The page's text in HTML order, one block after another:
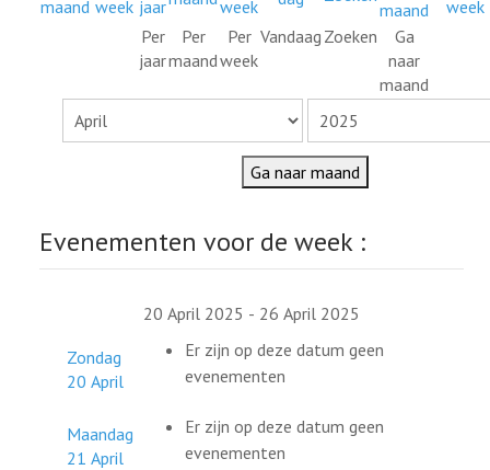
Per
jaar
Per
maand
Per
week
Vandaag Zoeken
Ga
naar
maand
Ga naar maand
Evenementen voor de week :
20 April 2025 - 26 April 2025
Zondag
20 April
Er zijn op deze datum geen
evenementen
Maandag
21 April
Er zijn op deze datum geen
evenementen